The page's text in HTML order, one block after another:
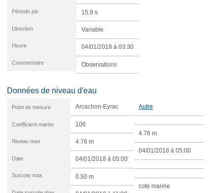
Période pic
Direction
Heure
Commentaire
15.9 s
Variable
04/01/2018 à 03:30
Observations
Données de niveau d'eau
Point de mesure
Coefficient marée
Niveau max
Date
Surcote max
Arcachon-Eyrac
106
4.76 m
04/01/2018 à 05:00
0.50 m
Autre
4.76 m
04/01/2018 à 05:00
cote marine